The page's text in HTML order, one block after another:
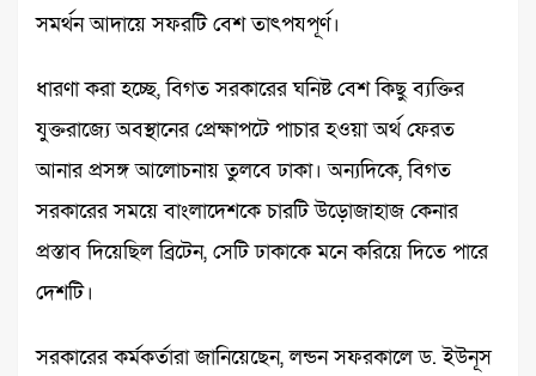
সমর্থন আদায়ে সফরটি বেশ তাৎপযপূর্ণ।
ধারণা করা হচ্ছে, বিগত সরকারের ঘনিষ্ট বেশ কিছু ব্যক্তির
যুক্তরাজ্যে অবস্থানের প্রেক্ষাপটে পাচার হওয়া অর্থ ফেরত
আনার প্রসঙ্গ আলোচনায় তুলবে ঢাকা। অন্যদিকে, বিগত
সরকারের সময়ে বাংলাদেশকে চারটি উড়োজাহাজ কেনার
প্রস্তাব দিয়েছিল ব্রিটেন, সেটি ঢাকাকে মনে করিয়ে দিতে পারে
দেশটি।
সরকারের কর্মকর্তারা জানিয়েছেন, লন্ডন সফরকালে ড. ইউনূস